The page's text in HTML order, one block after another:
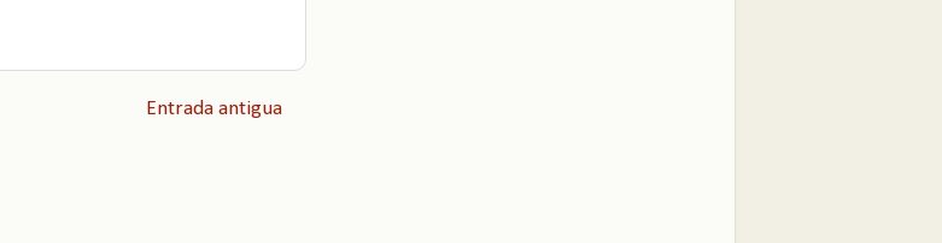
Entrada antigua